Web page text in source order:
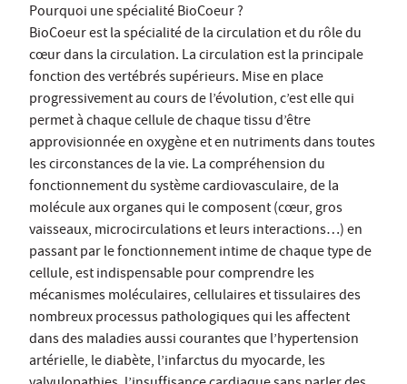
Pourquoi une spécialité BioCoeur ?
BioCoeur est la spécialité de la circulation et du rôle du
cœur dans la circulation. La circulation est la principale
fonction des vertébrés supérieurs. Mise en place
progressivement au cours de l’évolution, c’est elle qui
permet à chaque cellule de chaque tissu d’être
approvisionnée en oxygène et en nutriments dans toutes
les circonstances de la vie. La compréhension du
fonctionnement du système cardiovasculaire, de la
molécule aux organes qui le composent (cœur, gros
vaisseaux, microcirculations et leurs interactions…) en
passant par le fonctionnement intime de chaque type de
cellule, est indispensable pour comprendre les
mécanismes moléculaires, cellulaires et tissulaires des
nombreux processus pathologiques qui les affectent
dans des maladies aussi courantes que l’hypertension
artérielle, le diabète, l’infarctus du myocarde, les